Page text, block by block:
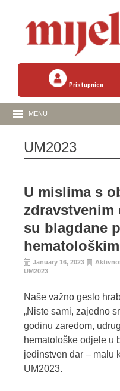
Pristupnica
MENU
UM2023
U mislima s
su blagdane
January 16, 2023
UM2023
Naše važno geslo
„Niste sami, zajedno
godinu zaredom,
hematološke odjele u
jedinstven dar – malu
UM2023.